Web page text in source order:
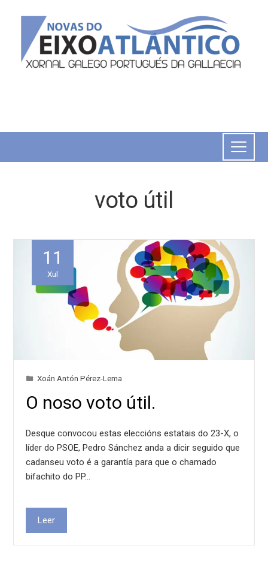
voto útil
11
Xul
Xoán Antón Pérez-Lema
O noso voto útil.
Desque convocou estas eleccións estatais do 23-X, o
líder do PSOE, Pedro Sánchez anda a dicir seguido que
cadanseu voto é a garantía para que o chamado
bifachito do PP…
Leer